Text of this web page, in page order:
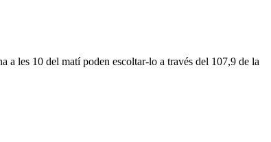
a les 10 del matí poden escoltar-lo a través del 107,9 de la